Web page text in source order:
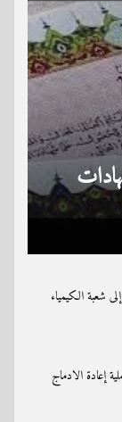
شعبة الكيمياء
إعادة الادماج